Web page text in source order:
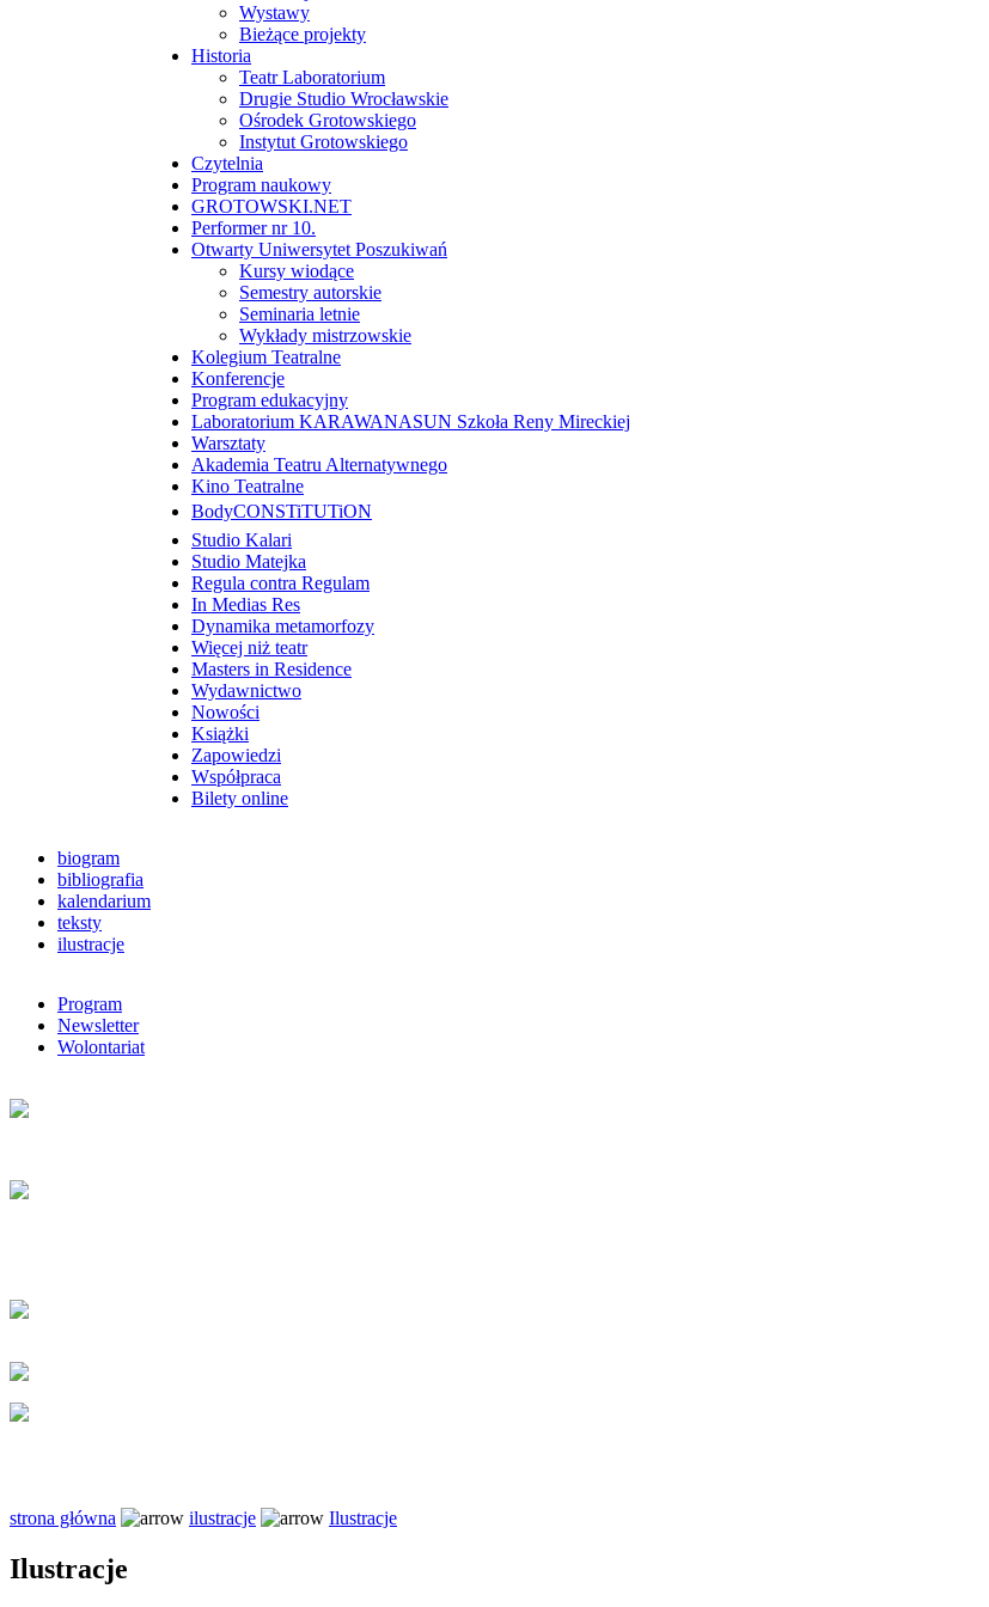
Wystawy
Bieżące projekty
Historia
Teatr Laboratorium
Drugie Studio Wrocławskie
Ośrodek Grotowskiego
Instytut Grotowskiego
Czytelnia
Program naukowy
GROTOWSKI.NET
Performer nr 10.
Otwarty Uniwersytet Poszukiwań
Kursy wiodące
Semestry autorskie
Seminaria letnie
Wykłady mistrzowskie
Kolegium Teatralne
Konferencje
Program edukacyjny
Laboratorium KARAWANASUN Szkoła Reny Mireckiej
Warsztaty
Akademia Teatru Alternatywnego
Kino Teatralne
BodyCONSTiTUTiON
Studio Kalari
Studio Matejka
Regula contra Regulam
In Medias Res
Dynamika metamorfozy
Więcej niż teatr
Masters in Residence
Wydawnictwo
Nowości
Książki
Zapowiedzi
Współpraca
Bilety online
biogram
bibliografia
kalendarium
teksty
ilustracje
Program
Newsletter
Wolontariat
strona główna ilustracje Ilustracje
Ilustracje